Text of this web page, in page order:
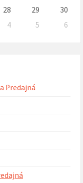
28 29
30
4 5
6
Predajná